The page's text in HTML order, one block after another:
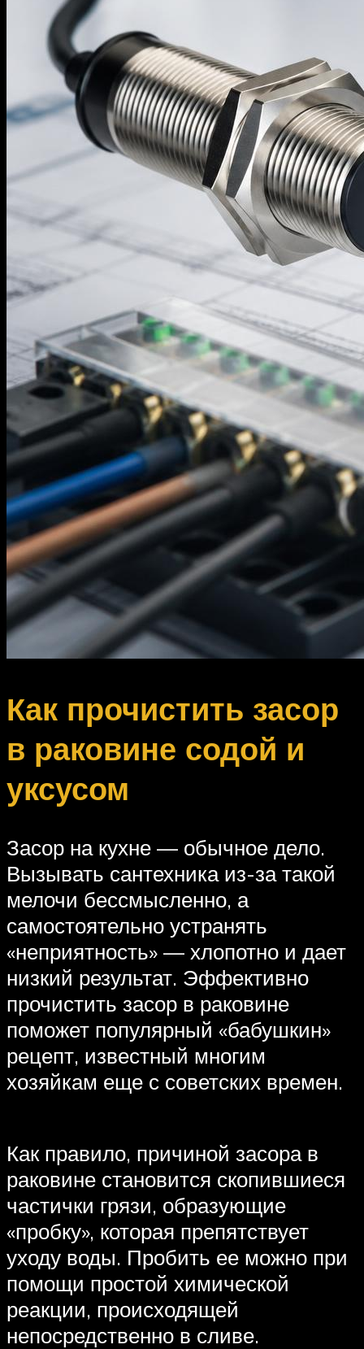
Как прочистить засор
в раковине содой и
уксусом
Засор на кухне — обычное дело.
Вызывать сантехника из-за такой
мелочи бессмысленно, а
самостоятельно устранять
«неприятность» — хлопотно и дает
низкий результат. Эффективно
прочистить засор в раковине
поможет популярный «бабушкин»
рецепт, известный многим
хозяйкам еще с советских времен.
Как правило, причиной засора в
раковине становится скопившиеся
частички грязи, образующие
«пробку», которая препятствует
уходу воды. Пробить ее можно при
помощи простой химической
реакции, происходящей
непосредственно в сливе.